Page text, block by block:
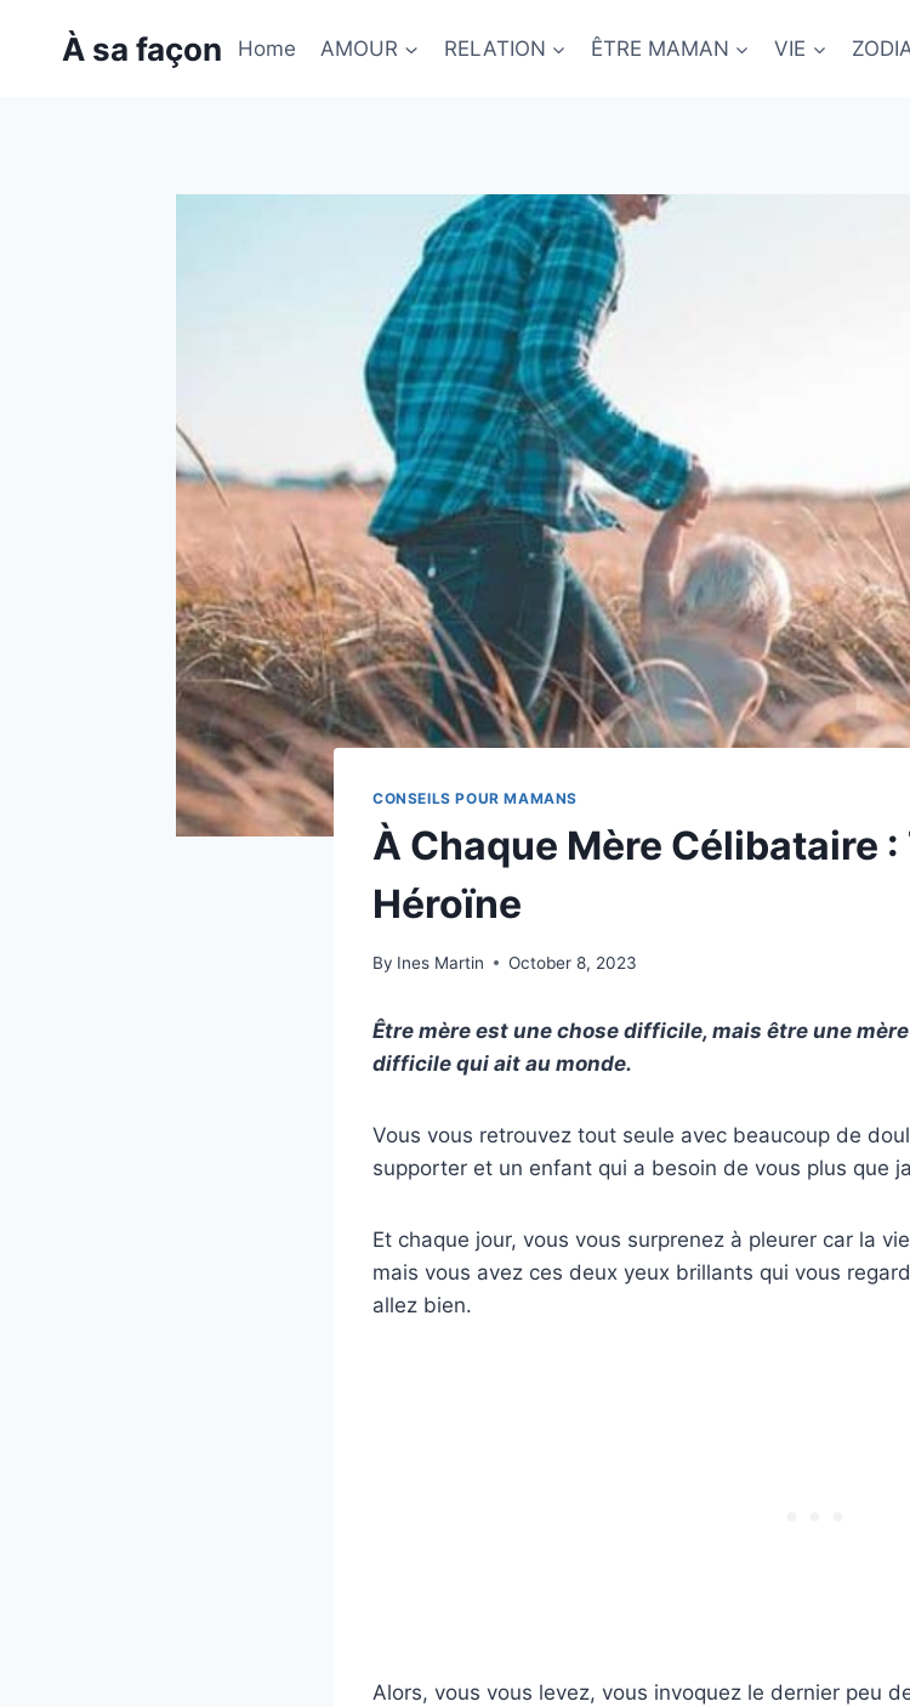
À sa façon Home AMOUR RELATION ÊTRE MAMAN VIE
CONSEILS POUR MAMANS
À Chaque Mère Célibataire :
Héroïne
By Ines Martin October 8, 2023
Être mère est une chose difficile, mais être une
difficile qui ait au monde.
Vous vous retrouvez tout seule avec beaucoup de
supporter et un enfant qui a besoin de vous plus que
Et chaque jour, vous vous surprenez à pleurer car la
mais vous avez ces deux yeux brillants qui vous
allez bien.
Alors, vous vous levez, vous invoquez le dernier peu